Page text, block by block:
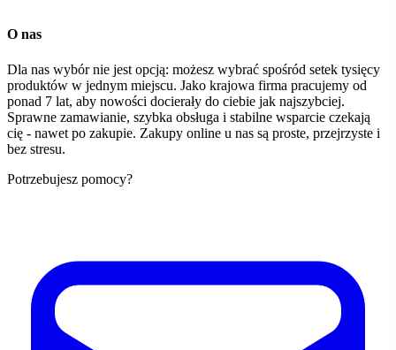
O nas
Dla nas wybór nie jest opcją: możesz wybrać spośród setek tysięcy
produktów w jednym miejscu. Jako krajowa firma pracujemy od
ponad 7 lat, aby nowości docierały do ciebie jak najszybciej.
Sprawne zamawianie, szybka obsługa i stabilne wsparcie czekają
cię - nawet po zakupie. Zakupy online u nas są proste, przejrzyste i
bez stresu.
Potrzebujesz pomocy?